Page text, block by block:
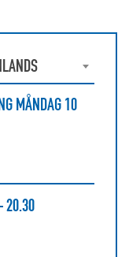
MÅNDAG 10
20.30